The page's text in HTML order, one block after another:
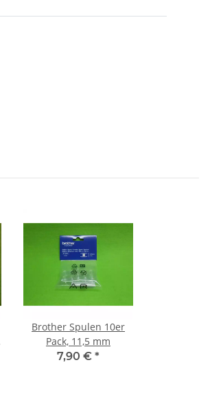
Brother Spulen 10er
Pack, 11,5 mm
7,90 € *